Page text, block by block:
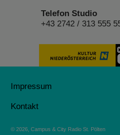
Telefon Studio
+43 2742 / 313 555
Impressum
Kontakt
© 2026, Campus & City Radio St. Pölten